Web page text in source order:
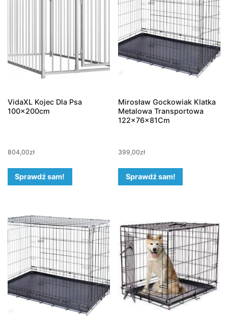
VidaXL Kojec Dla Psa
100x200cm
804,00zł
Sprawdź sam!
Mirosław Gockowiak Klatka
Metalowa Transportowa
122x76x81Cm
399,00zł
Sprawdź sam!